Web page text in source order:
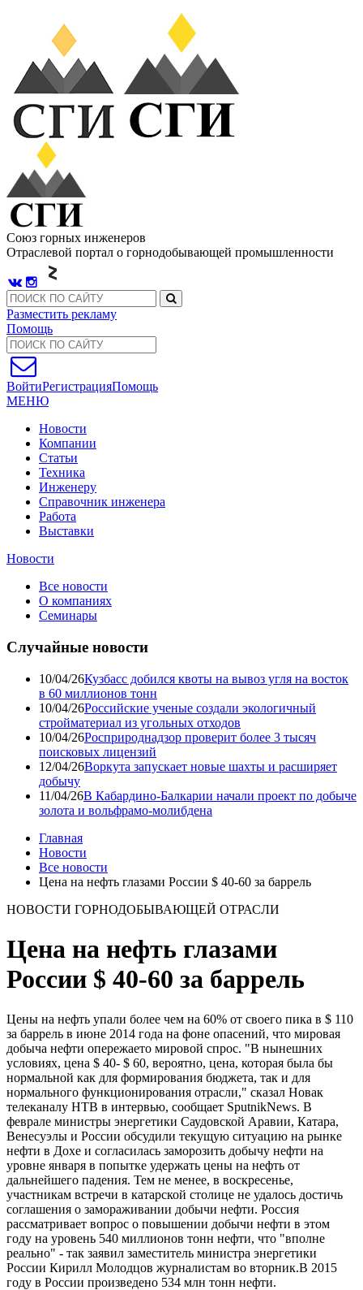
Союз горных инженеров
Отраслевой портал о горнодобывающей промышленности
Разместить рекламу
Помощь
ВойтиРегистрацияПомощь
МЕНЮ
Новости
Компании
Статьи
Техника
Инженеру
Справочник инженера
Работа
Выставки
Новости
Все новости
О компаниях
Семинары
Случайные новости
10/04/26Кузбасс добился квоты на вывоз угля на восток
в 60 миллионов тонн
10/04/26Российские ученые создали экологичный
стройматериал из угольных отходов
10/04/26Росприроднадзор проверит более 3 тысяч
поисковых лицензий
12/04/26Воркута запускает новые шахты и расширяет
добычу
11/04/26В Кабардино-Балкарии начали проект по добыче
золота и вольфрамо-молибдена
Главная
Новости
Все новости
Цена на нефть глазами России $ 40-60 за баррель
НОВОСТИ ГОРНОДОБЫВАЮЩЕЙ ОТРАСЛИ
Цена на нефть глазами
России $ 40-60 за баррель
Цены на нефть упали более чем на 60% от своего пика в $ 110
за баррель в июне 2014 года на фоне опасений, что мировая
добыча нефти опережаето мировой спрос. "В нынешних
условиях, цена $ 40- $ 60, вероятно, цена, которая была бы
нормальной как для формирования бюджета, так и для
нормального функционирования отрасли," сказал Новак
телеканалу НТВ в интервью, сообщает SputnikNews. В
феврале министры энергетики Саудовской Аравии, Катара,
Венесуэлы и России обсудили текущую ситуацию на рынке
нефти в Дохе и согласилась заморозить добычу нефти на
уровне января в попытке удержать цены на нефть от
дальнейшего падения. Тем не менее, в воскресенье,
участникам встречи в катарской столице не удалось достичь
соглашения о замораживании добычи нефти. Россия
рассматривает вопрос о повышении добычи нефти в этом
году на уровень 540 миллионов тонн нефти, что "вполне
реально" - так заявил заместитель министра энергетики
России Кирилл Молодцов журналистам во вторник.В 2015
году в России произведено 534 млн тонн нефти.